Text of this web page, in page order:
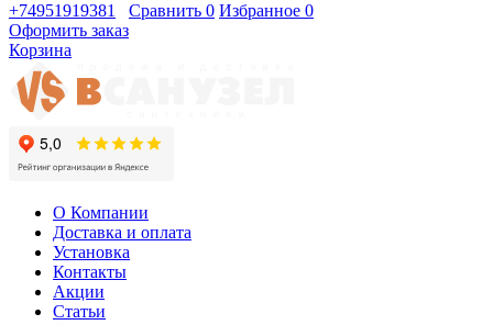
+74951919381
Сравнить 0 Избранное 0
Оформить заказ
Корзина
О Компании
Доставка и оплата
Установка
Контакты
Акции
Статьи